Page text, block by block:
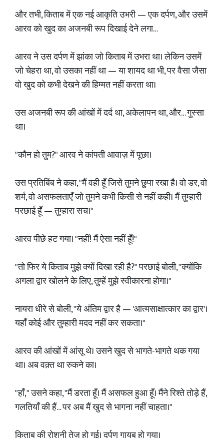
और तभी, किताब में एक नई आकृति उभरी — एक दर्पण, और उसमें
आरव को खुद का अजनबी रूप दिखाई देने लगा…
आरव ने उस दर्पण में झांका जो किताब में उभरा था। लेकिन उसमें
जो चेहरा था, वो उसका नहीं था — या शायद था भी, पर वैसा जैसा
वो खुद को कभी देखने की हिम्मत नहीं करता था।
उस अजनबी रूप की आंखों में दर्द था, अकेलापन था, और… गुस्सा
था।
"कौन हो तुम?" आरव ने कांपती आवाज़ में पूछा।
उस प्रतिबिंब ने कहा, "मैं वही हूँ जिसे तुमने छुपा रखा है। वो डर, वो
शर्म, वो असफलताएँ जो तुमने कभी किसी से नहीं कही। मैं तुम्हारी
परछाई हूँ — तुम्हारा सच।"
आरव पीछे हट गया। "नहीं! मैं ऐसा नहीं हूँ!"
"तो फिर ये किताब मुझे क्यों दिखा रही है?" परछाई बोली, "क्योंकि
अगला द्वार खोलने के लिए, तुम्हें मुझे स्वीकारना होगा।"
नायरा धीरे से बोली, "ये अंतिम द्वार है — 'आत्मसाक्षात्कार का द्वार'।
यहाँ कोई और तुम्हारी मदद नहीं कर सकता।"
आरव की आंखों में आंसू थे। उसने खुद से भागते-भागते थक गया
था। अब वक़्त था रुकने का।
"हाँ," उसने कहा, "मैं डरता हूँ। मैं असफल हुआ हूँ। मैंने रिश्ते तोड़े हैं,
गलतियाँ की हैं… पर अब मैं खुद से भागना नहीं चाहता।"